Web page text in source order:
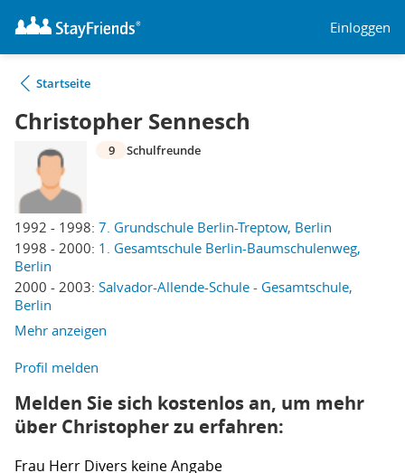
Einloggen
Startseite
Christopher Sennesch
1992 - 1998: 7. Grundschule Berlin-Treptow, Berlin
1998 - 2000: 1. Gesamtschule Berlin-Baumschulenweg,
Berlin
2000 - 2003: Salvador-Allende-Schule - Gesamtschule,
Berlin
Mehr anzeigen
9 Schulfreunde
Profil melden
Melden Sie sich kostenlos an, um mehr
über Christopher zu erfahren:
Frau Herr Divers keine Angabe